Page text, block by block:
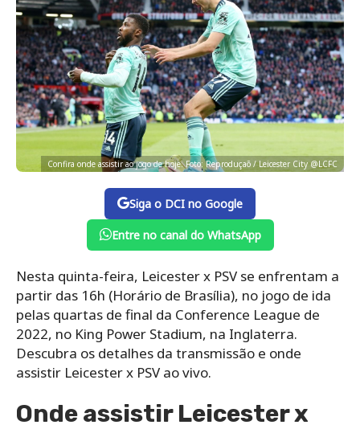
Confira onde assistir ao jogo de hoje. Foto: Reproduçaõ / Leicester City @LCFC
Siga o DCI no Google
Entre no canal do WhatsApp
Nesta quinta-feira, Leicester x PSV se enfrentam a
partir das 16h (Horário de Brasília), no jogo de ida
pelas quartas de final da Conference League de
2022, no King Power Stadium, na Inglaterra.
Descubra os detalhes da transmissão e onde
assistir Leicester x PSV ao vivo.
Onde assistir Leicester x